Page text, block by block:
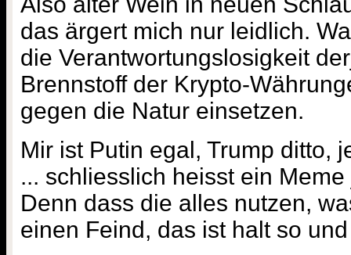
das ärgert mich nur leidlich.
die Verantwortungslosigkeit
Brennstoff der Krypto-
gegen die Natur einsetzen.
Mir ist Putin egal, Trump ditto,
... schliesslich heisst ein
Denn dass die alles nutzen,
einen Feind, das ist halt so